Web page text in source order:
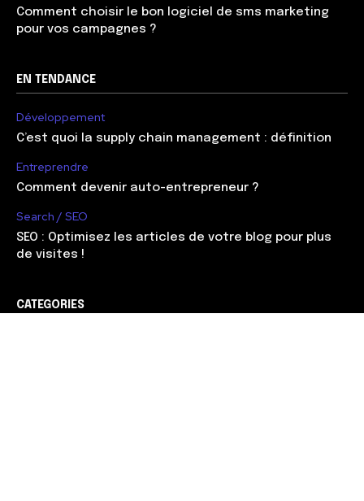
Comment choisir le bon logiciel de sms marketing
pour vos campagnes ?
EN TENDANCE
Développement
C’est quoi la supply chain management : définition
Entreprendre
Comment devenir auto-entrepreneur ?
Search / SEO
SEO : Optimisez les articles de votre blog pour plus
de visites !
CATEGORIES